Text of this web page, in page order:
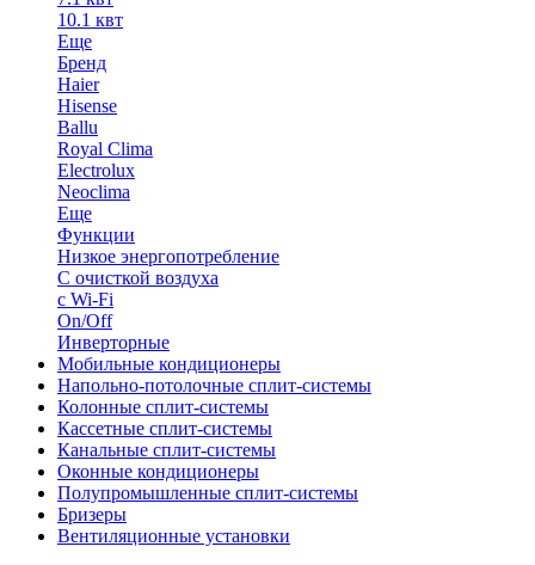
10.1 квт
Еще
Бренд
Haier
Hisense
Ballu
Royal Clima
Electrolux
Neoclima
Еще
Функции
Низкое энергопотребление
С очисткой воздуха
с Wi-Fi
On/Off
Инверторные
Мобильные кондиционеры
Напольно-потолоч​ные ​сплит-системы
Колонные ​​сплит-системы
Кассетные сплит-системы
Канальные сплит-системы
Оконные кондиционеры
Полупромышленные сплит-системы
Бризеры
Вентиляционные установки